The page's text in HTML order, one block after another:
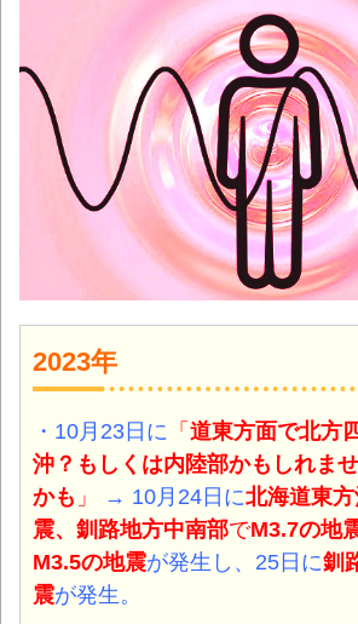
2023年
・10月23日に 「 道東方面で北方
沖？もしくは内陸部かもしれま
かも 」 → 10月24日に北海道東
震、釧路地方中南部でM3.7の地
M3.5の地震が発生し 、 25日に釧
震が発生。